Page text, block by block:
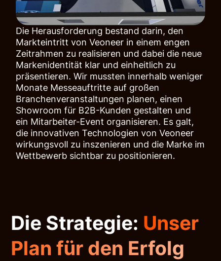
Die Herausforderung bestand darin, den
Markteintritt von Veoneer in einem engen
Zeitrahmen zu realisieren und dabei die neue
Markenidentität klar und einheitlich zu
präsentieren. Wir mussten innerhalb weniger
Monate Messeauftritte auf großen
Branchenveranstaltungen planen, einen
Showroom für B2B-Kunden gestalten und
ein Mitarbeiter-Event organisieren. Es galt,
die innovativen Technologien von Veoneer
wirkungsvoll zu inszenieren und die Marke im
Wettbewerb sichtbar zu positionieren.
Die Strategie: Unser
Plan für den Erfolg